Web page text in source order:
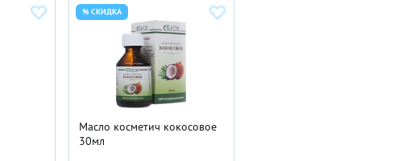
% СКИДКА
Масло косметич кокосовое
30мл